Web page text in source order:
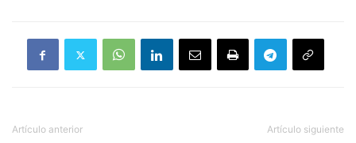
Artículo anterior Artículo siguiente